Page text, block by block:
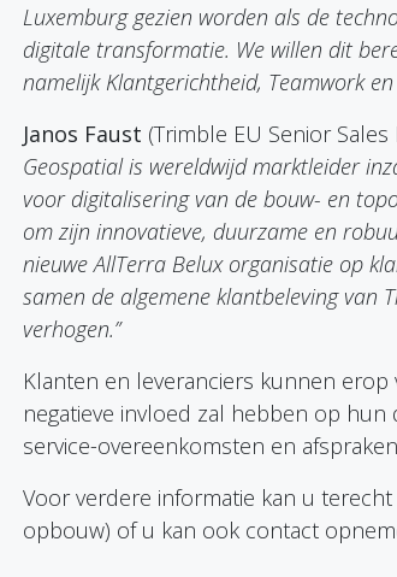
Luxemburg gezien worden als de
digitale transformatie. We willen dit
namelijk Klantgerichtheid, Teamwork en
Janos Faust (Trimble EU Senior
Geospatial is wereldwijd marktleider
voor digitalisering van de bouw- en
om zijn innovatieve, duurzame en
nieuwe AllTerra Belux organisatie op
samen de algemene klantbeleving van
verhogen.”
Klanten en leveranciers kunnen
negatieve invloed zal hebben op
service-overeenkomsten en
Voor verdere informatie kan u
opbouw) of u kan ook contact